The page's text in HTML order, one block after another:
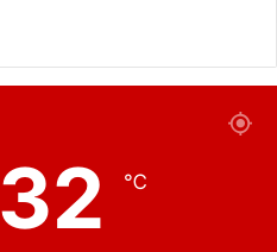
32 ℃